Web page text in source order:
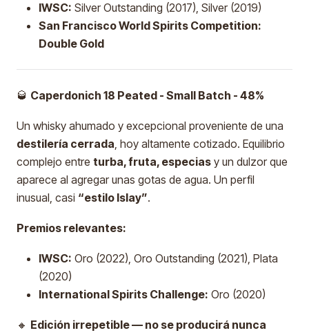
IWSC: Silver Outstanding (2017), Silver (2019)
San Francisco World Spirits Competition:
Double Gold
🥃 Caperdonich 18 Peated - Small Batch - 48%
Un whisky ahumado y excepcional proveniente de una
destilería cerrada, hoy altamente cotizado. Equilibrio
complejo entre turba, fruta, especias y un dulzor que
aparece al agregar unas gotas de agua. Un perfil
inusual, casi “estilo Islay”.
Premios relevantes:
IWSC: Oro (2022), Oro Outstanding (2021), Plata
(2020)
International Spirits Challenge: Oro (2020)
🔸 Edición irrepetible — no se producirá nunca